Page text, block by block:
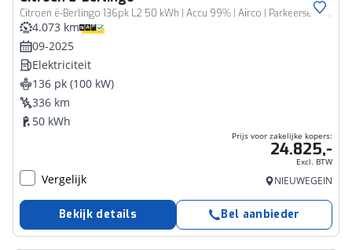
Citroen ë-Berlingo 136pk L2 50 kWh | Accu 99% | Airco | Parkeersenoren | Camera | Cruise Control | Vloerplaat | Dodehoekbewaking
Bedrijfswagen
4.073 km
09-2025
Elektriciteit
136 pk (100 kW)
336 km
50 kWh
Prijs voor zakelijke kopers:
24.825,-
Excl. BTW
Vergelijk NIEUWEGEIN
Bekijk details Bel aanbieder